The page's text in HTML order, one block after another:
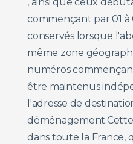
commençant par 01
conservés lorsque
même zone
numéros
être maintenus
l'adresse de
dans toute la France,